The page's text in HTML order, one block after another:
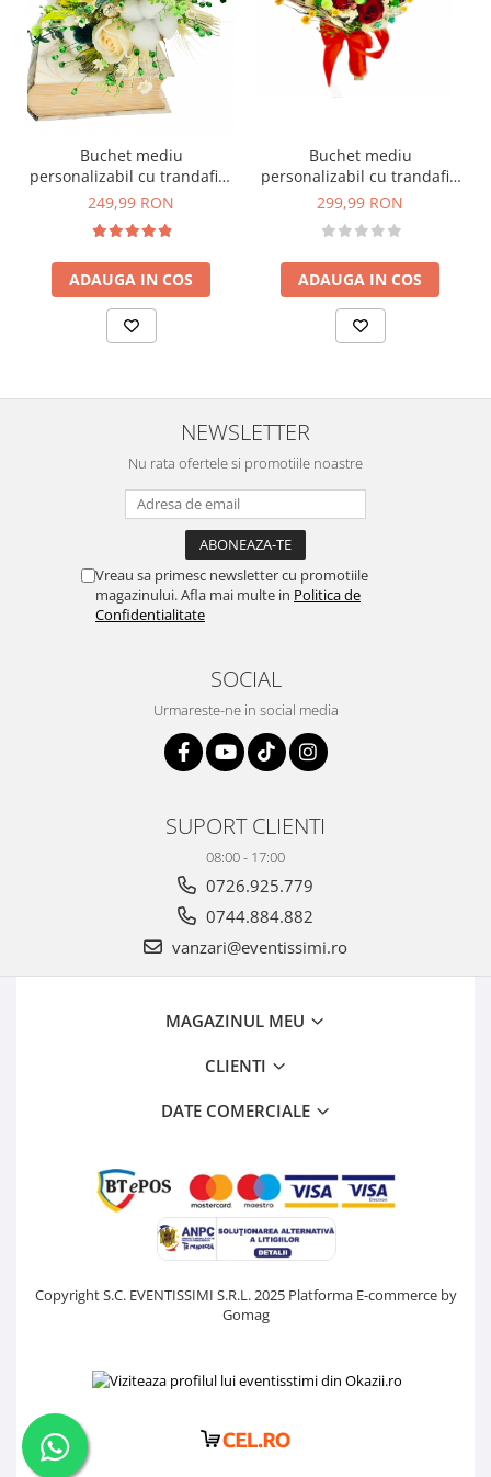
Buchet mediu
personalizabil cu trandafiri,
bumbac si plante uscate si
249,99 RON
ADAUGA IN COS
Buchet mediu
personalizabil cu trandafiri
si flori uscate (Multicolor)
299,99 RON
ADAUGA IN COS
NEWSLETTER
Nu rata ofertele si promotiile noastre
Vreau sa primesc newsletter cu promotiile
magazinului. Afla mai multe in Politica de
Confidentialitate
SOCIAL
Urmareste-ne in social media
SUPORT CLIENTI
08:00 - 17:00
0726.925.779
0744.884.882
vanzari@eventissimi.ro
MAGAZINUL MEU
CLIENTI
DATE COMERCIALE
Copyright S.C. EVENTISSIMI S.R.L. 2025 Platforma E-commerce by
Gomag